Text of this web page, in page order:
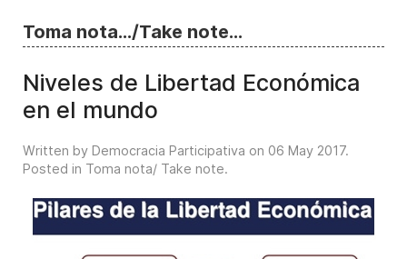
Toma nota.../Take note...
Niveles de Libertad Económica
en el mundo
Written by Democracia Participativa on 06 May 2017.
Posted in Toma nota/ Take note.